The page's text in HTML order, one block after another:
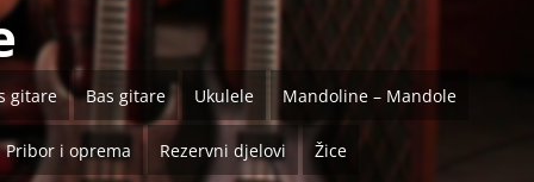
gitare Bas gitare Ukulele Mandoline – Mandole
Pribor i oprema Rezervni djelovi Žice